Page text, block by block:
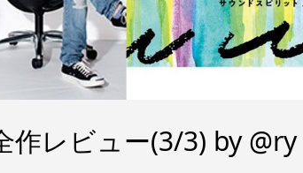
作レビュー(3/3) by @ry